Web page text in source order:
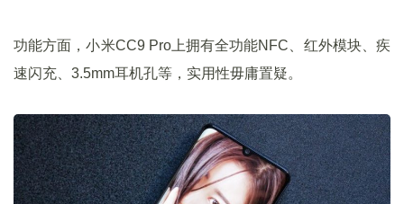
功能方面，小米CC9 Pro上拥有全功能NFC、红外模块、疾
速闪充、3.5mm耳机孔等，实用性毋庸置疑。